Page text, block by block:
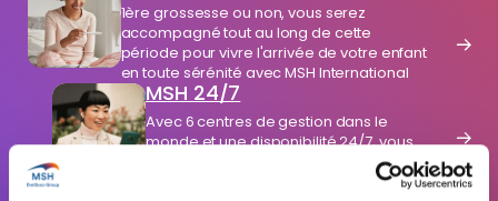
1ère grossesse ou non, vous serez
accompagné tout au long de cette
période pour vivre l'arrivée de votre enfant
en toute sérénité avec MSH International
MSH 24/7
Avec 6 centres de gestion dans le
monde et une disponibilité 24/7, vous
ne vous sentirez plus jamais seuls